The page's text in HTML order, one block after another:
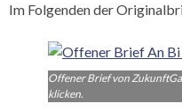
Im Folgenden der
Offener Brief von
klicken.